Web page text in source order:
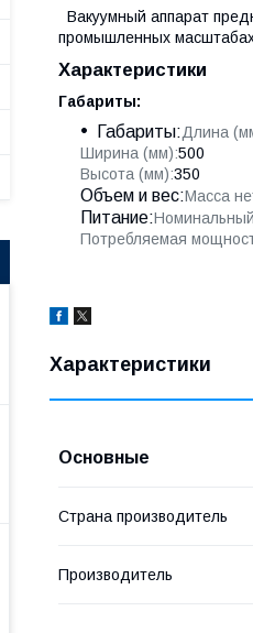
Вакуумный аппарат
промышленных
Характеристики
Габариты:
Габариты:Длина
Ширина (мм):500
Высота (мм):350
Объем и вес:Масса
Питание:
Потребляемая
Характеристики
Основные
Страна производитель
Производитель